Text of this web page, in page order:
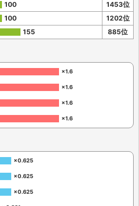
100
1453位
100
1202位
155 885位
×1.6
×1.6
×1.6
×1.6
×0.625
×0.625
×0.625